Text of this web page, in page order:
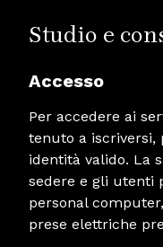
Studio e
Accesso
Per accedere ai
tenuto a iscriversi,
identità valido. La
sedere e gli utenti
personal
prese elettriche